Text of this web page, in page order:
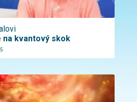
na kvantový skok